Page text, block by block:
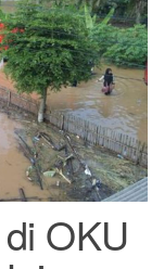
OKU